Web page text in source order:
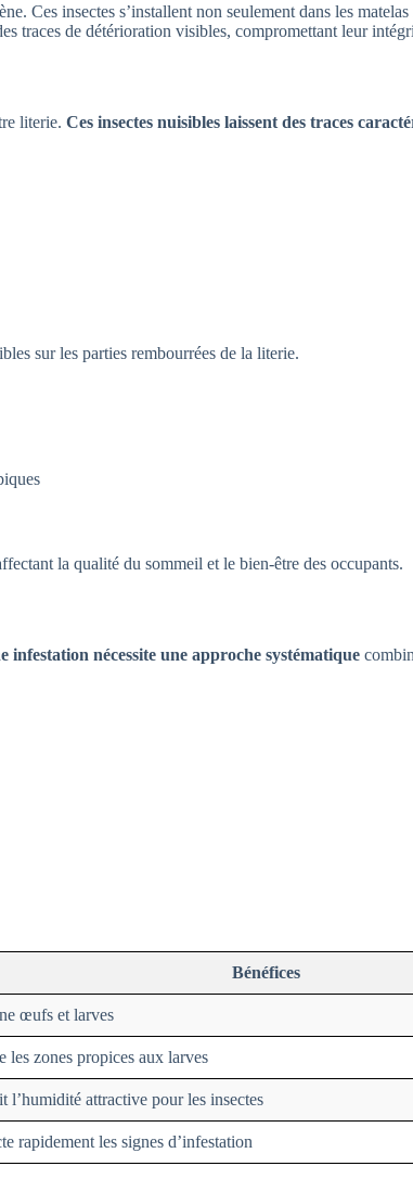
Ces insectes s’installent non seulement dans les
traces de détérioration visibles, compromettant leur
literie. Ces insectes nuisibles laissent des traces
sur les parties rembourrées de la literie.
la qualité du sommeil et le bien-être des occupants.
infestation nécessite une approche systématique
Bénéfices
œufs et larves
les zones propices aux larves
l’humidité attractive pour les insectes
rapidement les signes d’infestation